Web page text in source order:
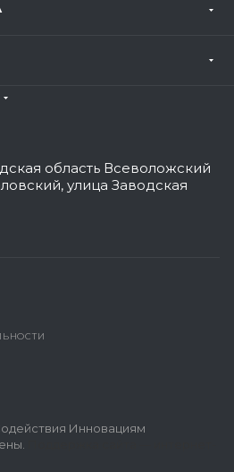
область Всеволожский
улица Заводская
Инновациям